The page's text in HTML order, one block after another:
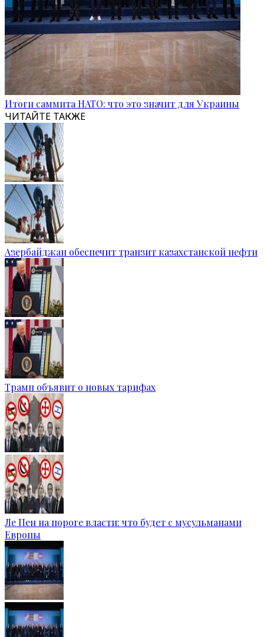
Итоги саммита НАТО: что это значит для Украины
ЧИТАЙТЕ ТАКЖЕ
Азербайджан обеспечит транзит казахстанской нефти
Трамп объявит о новых тарифах
Ле Пен на пороге власти: что будет с мусульманами
Европы